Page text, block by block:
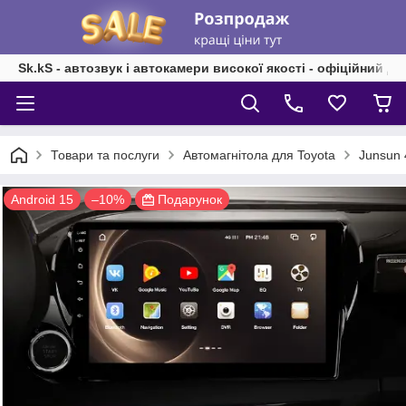
Sk.kS - автозвук і автокамери високої якості - офіційний
Товари та послуги Автомагнітола для Toyota Junsun
Android 15 –10% Подарунок